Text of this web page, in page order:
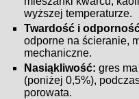
wyższej temperaturze.
Twardość i
odporne na ścieranie,
mechaniczne.
Nasiąkliwość: gres
(poniżej 0,5%),
porowata.